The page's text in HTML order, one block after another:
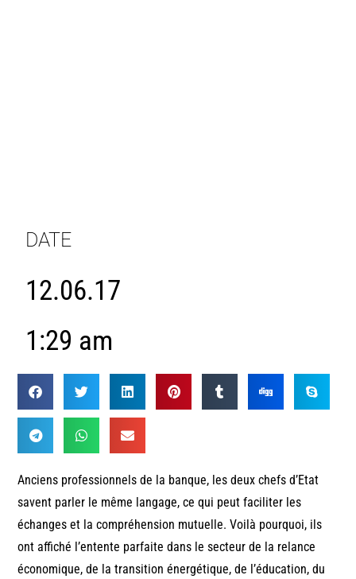
DATE
12.06.17
1:29 am
Anciens professionnels de la banque, les deux chefs d’Etat
savent parler le même langage, ce qui peut faciliter les
échanges et la compréhension mutuelle. Voilà pourquoi, ils
ont affiché l’entente parfaite dans le secteur de la relance
économique, de la transition énergétique, de l’éducation, du